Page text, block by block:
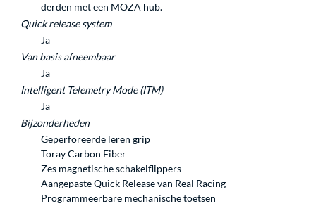
derden met een MOZA hub.
Quick release system
Ja
Van basis afneembaar
Ja
Intelligent Telemetry Mode (ITM)
Ja
Bijzonderheden
Geperforeerde leren grip
Toray Carbon Fiber
Zes magnetische schakelflippers
Aangepaste Quick Release van Real Racing
Programmeerbare mechanische toetsen